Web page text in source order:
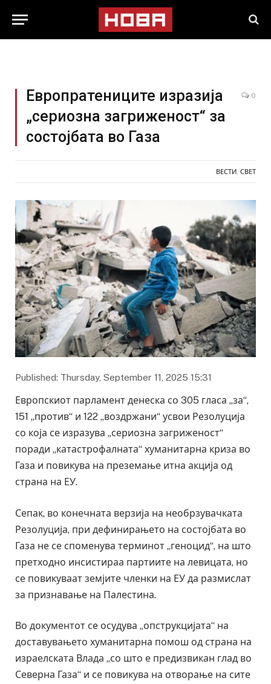
Европратениците изразија
„сериозна загриженост“ за
состојбата во Газа
0
ВЕСТИ СВЕТ
Published: Thursday, September 11, 2025 15:31
Европскиот парламент денеска со 305 гласа „за“,
151 „против“ и 122 „воздржани“ усвои Резолуција
со која се изразува „сериозна загриженост“
поради „катастрофалната“ хуманитарна криза во
Газа и повикува на преземање итна акција од
страна на ЕУ.
Сепак, во конечната верзија на необрзувачката
Резолуција, при дефинирањето на состојбата во
Газа не се споменува терминот „геноцид“, на што
претходно инсистираа партиите на левицата, но
се повикуваат земјите членки на ЕУ да размислат
за признавање на Палестина.
Во документот се осудува „опструкцијата“ на
доставувањето хуманитарна помош од страна на
израелската Влада „со што е предизвикан глад во
Северна Газа“ и се повикува на отворање на сите